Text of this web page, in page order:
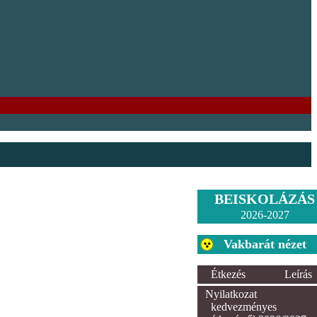
BEISKOLÁZÁS
2026-2027
Vakbarát nézet
Étkezés
Leírás
Nyilatkozat
kedvezményes